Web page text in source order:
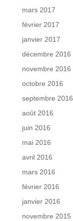
mars 2017
février 2017
janvier 2017
décembre 2016
novembre 2016
octobre 2016
septembre 2016
août 2016
juin 2016
mai 2016
avril 2016
mars 2016
février 2016
janvier 2016
novembre 2015